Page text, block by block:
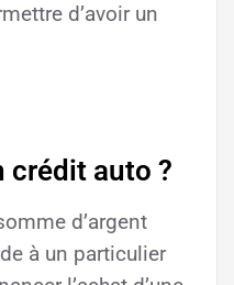
d’avoir un
crédit auto ?
d’argent
à un particulier